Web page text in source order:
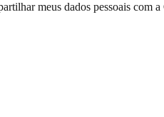
meus dados pessoais